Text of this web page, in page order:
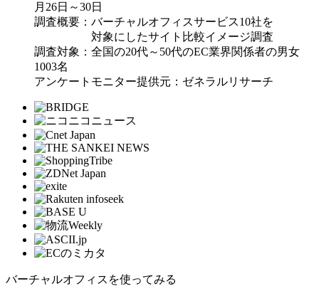
月26日～30日
調査概要：バーチャルオフィスサービス10社を
対象にしたサイト比較イメージ調査
調査対象：全国の20代～50代のEC業界関係者の男女
1003名
アンケートモニター提供元：ゼネラルリサーチ
バーチャルオフィスを使ってみる